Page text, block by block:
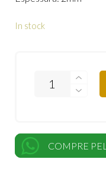
In stock
COMPRE